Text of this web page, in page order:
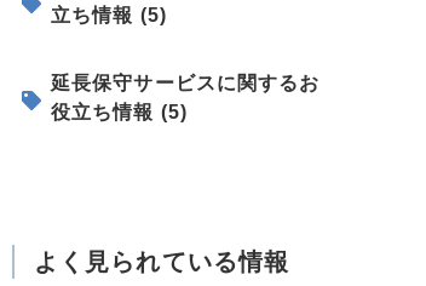
立ち情報 (5)
延長保守サービスに関するお
役立ち情報 (5)
よく見られている情報